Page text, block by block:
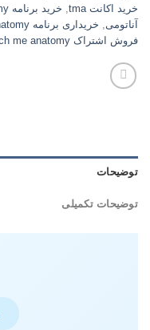
خرید اکانت tma
خرید برنامه teach me anatomy
آناتومی
خریداری برنامه teach me anatomy
فروش اشتراک teach me anatomy
توضیحات
توضیحات تکمیلی